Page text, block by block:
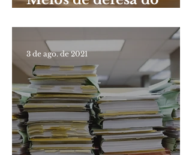
sindicâncias e PADs
3 de ago. de 2021